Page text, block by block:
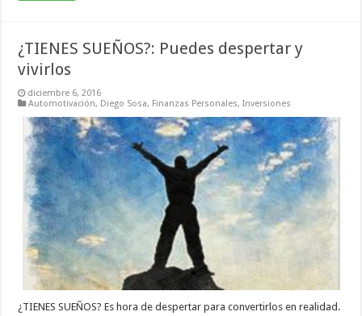
¿TIENES SUEÑOS?: Puedes despertar y
vivirlos
diciembre 6, 2016
Automotivación, Diego Sosa, Finanzas Personales,Inversiones
¿TIENES SUEÑOS? Es hora de despertar para convertirlos en realidad.